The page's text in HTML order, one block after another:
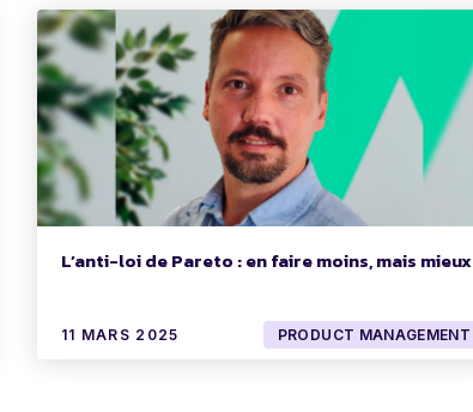
L’anti-loi de Pareto : en faire moins, mais mieux
11 MARS 2025 PRODUCT MANAGEMENT